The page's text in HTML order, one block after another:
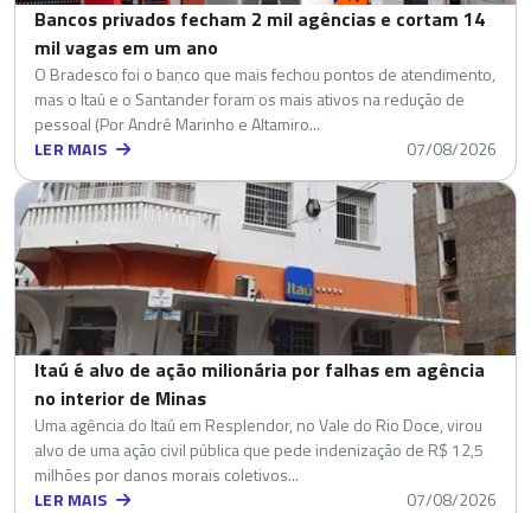
Bancos privados fecham 2 mil agências e cortam 14
mil vagas em um ano
O Bradesco foi o banco que mais fechou pontos de atendimento,
mas o Itaú e o Santander foram os mais ativos na redução de
pessoal (Por André Marinho e Altamiro...
LER MAIS
07/08/2026
Itaú é alvo de ação milionária por falhas em agência
no interior de Minas
Uma agência do Itaú em Resplendor, no Vale do Rio Doce, virou
alvo de uma ação civil pública que pede indenização de R$ 12,5
milhões por danos morais coletivos...
LER MAIS
07/08/2026